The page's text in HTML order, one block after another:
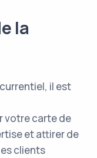
la
il est
votre carte de
et attirer de
clients